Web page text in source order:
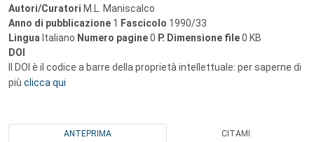
Autori/Curatori M.L. Maniscalco
Anno di pubblicazione 1 Fascicolo 1990/33
Lingua Italiano Numero pagine0 P. Dimensione file0 KB
DOI
Il DOI è il codice a barre della proprietà intellettuale: per saperne di
più clicca qui
ANTEPRIMA CITAMI